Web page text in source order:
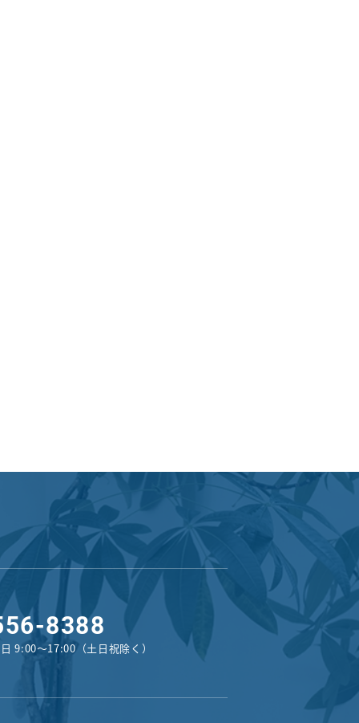
8388
9:00〜17:00（土日祝除く）